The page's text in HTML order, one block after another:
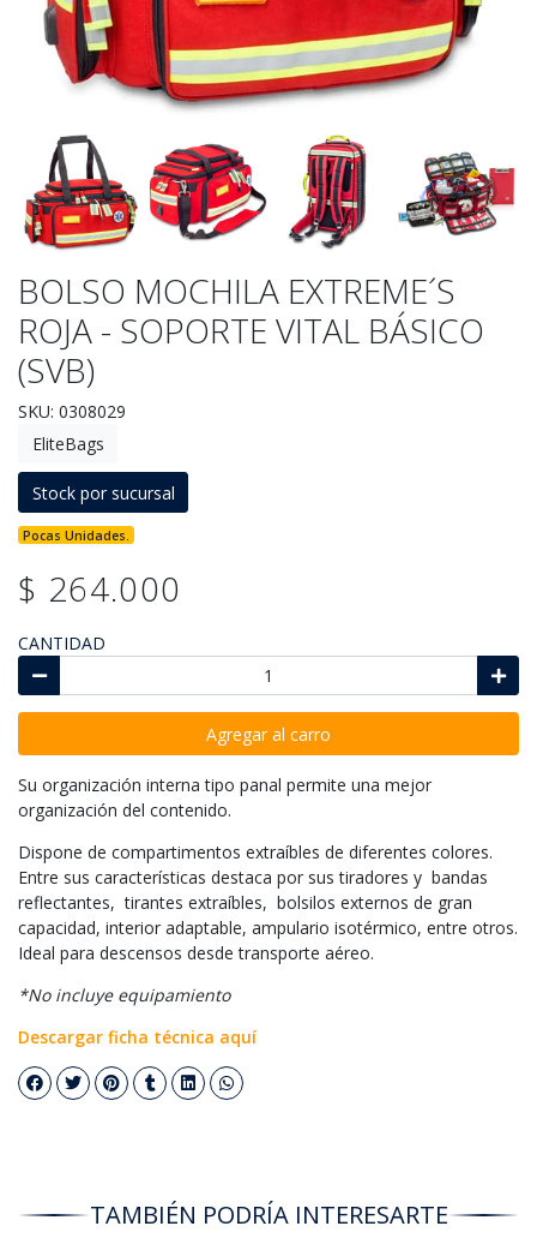
BOLSO MOCHILA EXTREME´S
ROJA - SOPORTE VITAL BÁSICO
(SVB)
SKU: 0308029
EliteBags
Stock por sucursal
Pocas Unidades.
$ 264.000
CANTIDAD
Agregar al carro
Su organización interna tipo panal permite una mejor
organización del contenido.
Dispone de compartimentos extraíbles de diferentes colores.
Entre sus características destaca por sus tiradores y bandas
reflectantes, tirantes extraíbles, bolsilos externos de gran
capacidad, interior adaptable, ampulario isotérmico, entre otros.
Ideal para descensos desde transporte aéreo.
*No incluye equipamiento
Descargar ficha técnica aquí
TAMBIÉN PODRÍA INTERESARTE